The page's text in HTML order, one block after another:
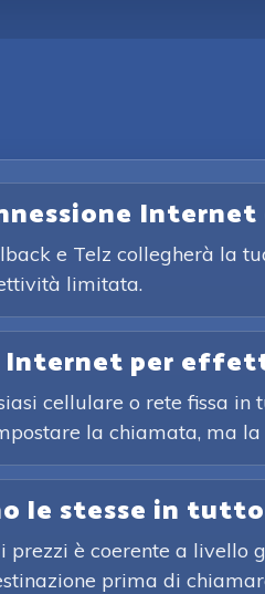
Internet
e Telz collegherà la
limitata.
Internet per
cellulare o rete fissa in
la chiamata, ma
le stesse in
prezzi è coerente a
prima di